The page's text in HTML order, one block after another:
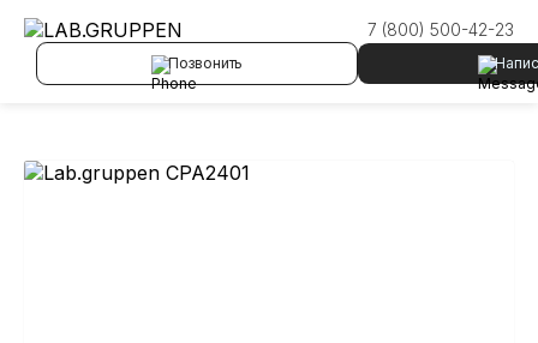
7 (800) 500-42-23
Позвонить
Главная/Каталог товаров Lab.gruppen CPA2401